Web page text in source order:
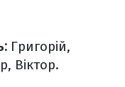
Григорій,
Віктор.